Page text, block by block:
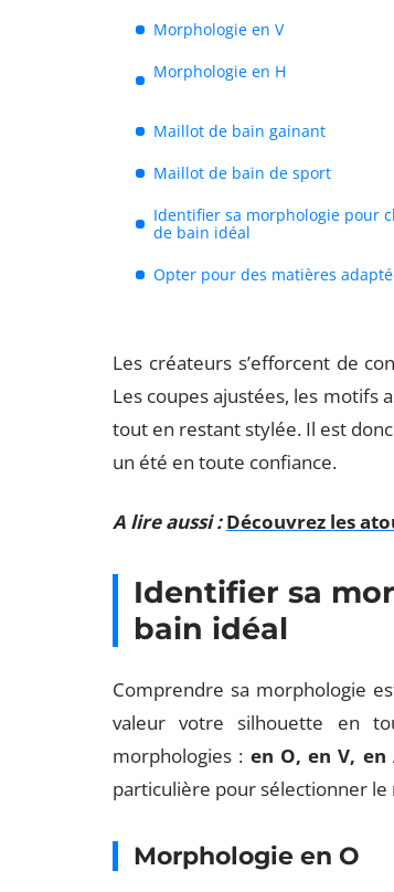
Morphologie en V
Morphologie en H
Maillot de bain gainant
Maillot de bain de sport
Identifier sa morphologie pour
de bain idéal
Opter pour des matières
Les créateurs s’efforcent de
Les coupes ajustées, les motifs
tout en restant stylée. Il est
un été en toute confiance.
A lire aussi : Découvrez les
Identifier sa
bain idéal
Comprendre sa morphologie
valeur votre silhouette en
morphologies : en O, en V,
particulière pour sélectionner
Morphologie en O